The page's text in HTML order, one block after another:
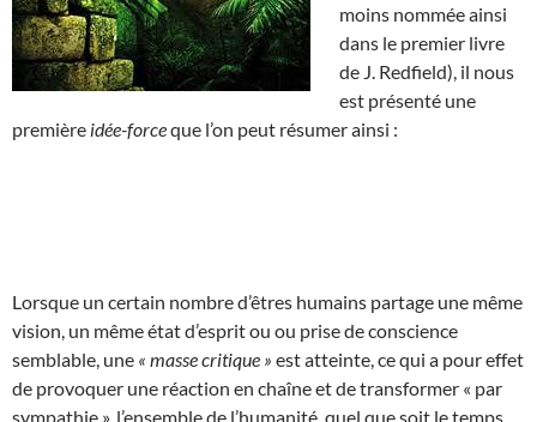
moins nommée ainsi
dans le premier livre
de J. Redfield), il nous
est présenté une
première idée-forceque l’on peut résumer ainsi :
Lorsque un certain nombre d’êtres humains partage une même
vision, un même état d’esprit ou ou prise de conscience
semblable, une « masse critique » est atteinte, ce qui a pour effet
de provoquer une réaction en chaîne et de transformer « par
sympathie », l’ensemble de l’humanité, quel que soit le temps